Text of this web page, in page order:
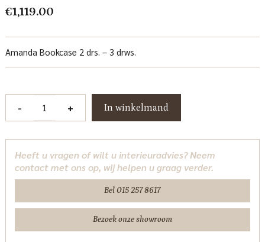
€1,119.00
Amanda Bookcase 2 drs. – 3 drws.
-
Boekenkast
cm
Tower
Living
+ In winkelmand
Heeft u vragen of wilt u interieuradvies? Neem
contact met ons op, wij helpen u graag verder.
Bel 015 257 8617
Bezoek onze showroom